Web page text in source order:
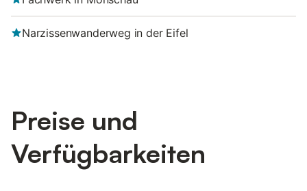
Narzissenwanderweg in der Eifel
Preise und
Verfügbarkeiten